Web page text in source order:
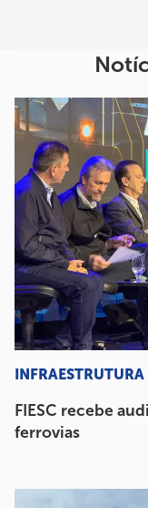
INFRAESTRUTURA
FIESC recebe
ferrovias